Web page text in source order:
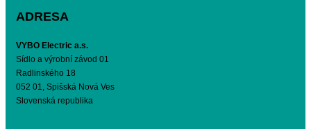
ADRESA
VYBO Electric a.s.
Sídlo a výrobní závod 01
Radlinského 18
052 01, Spišská Nová Ves
Slovenská republika